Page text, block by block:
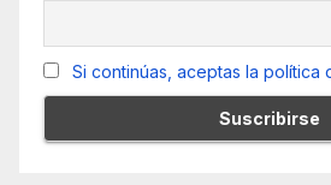
Si continúas, aceptas la política